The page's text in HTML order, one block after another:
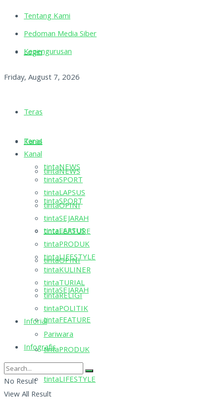
Tentang Kami
Pedoman Media Siber
Kepengurusan
Friday, August 7, 2026
Login
Teras
Kanal
tintaNEWS
tintaSPORT
tintaLAPSUS
tintaOPINI
tintaSEJARAH
tintaFEATURE
tintaPRODUK
tintaLIFESTYLE
Teras
Kanal
tintaNEWS
tintaSPORT
tintaLAPSUS
tintaOPINI
tintaSEJARAH
tintaFEATURE
tintaPRODUK
tintaLIFESTYLE
tintaKULINER
tintaTURIAL
tintaRELIGI
tintaPOLITIK
Inforial
Pariwara
Infografis
No Result
View All Result